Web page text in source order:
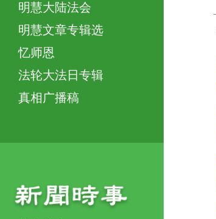
明慧大陆法会
明慧文章专辑选
忆师恩
法轮大法日专辑
真相广播稿